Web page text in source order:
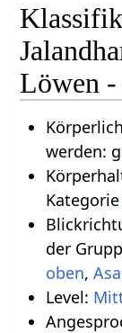
Löwen -
werden:
Kategorie
der
oben,
Level: